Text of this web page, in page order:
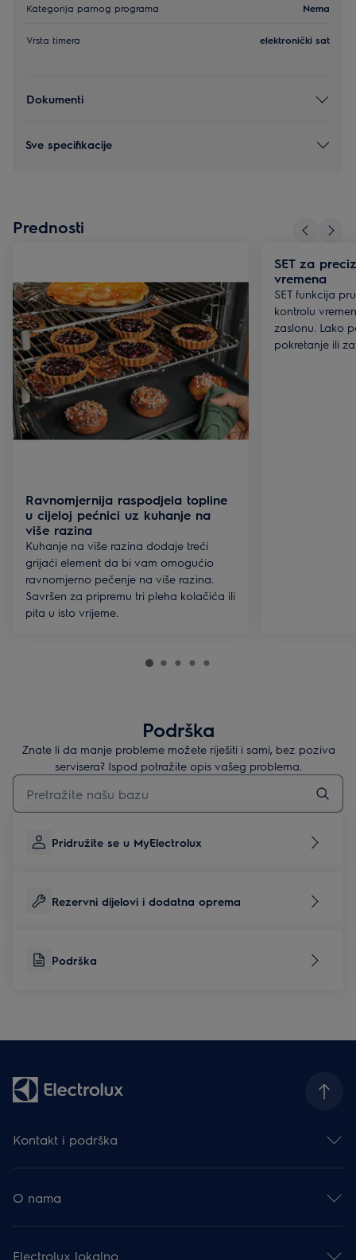
Kategorija parnog programa Nema
Vrsta timera elektronički sat
Dokumenti
Sve specifikacije
Prednosti
Ravnomjernija raspodjela topline
u cijeloj pećnici uz kuhanje na
više razina
Kuhanje na više razina dodaje treći
grijaći element da bi vam omogućio
ravnomjerno pečenje na više razina.
Savršen za pripremu tri pleha kolačića ili
pita u isto vrijeme.
SET za
vremena
SET funkcija
kontrolu
zaslonu. Lako
pokretanje ili
Podrška
Znate li da manje probleme možete riješiti i sami, bez poziva
servisera? Ispod potražite opis vašeg problema.
Upišite za pretraživanje članaka podrške
Pridružite se u MyElectrolux
Rezervni dijelovi i dodatna oprema
Podrška
Kontakt i podrška
Newsletter
Facebook
Instagram
Podrška
O nama
Karijera
Electrolux lokalno